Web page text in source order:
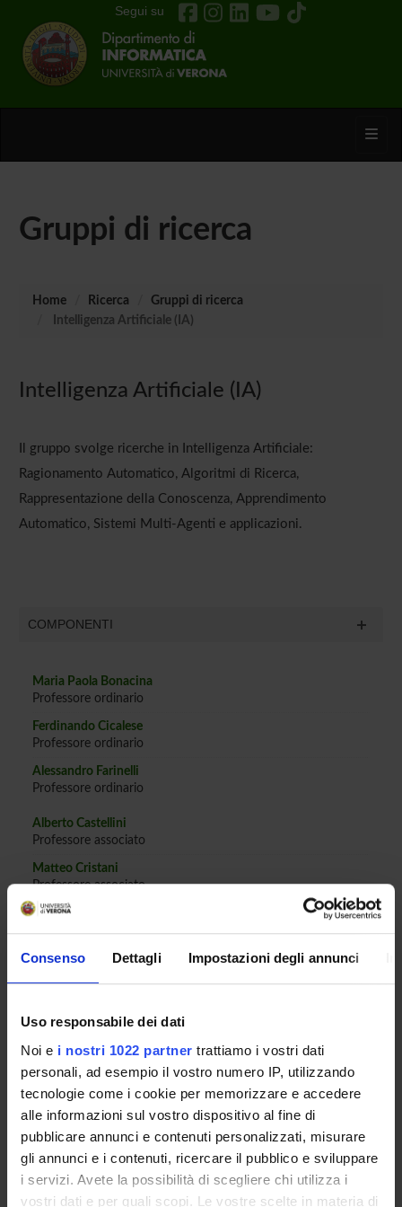
Consenso Dettagli Impostazioni degli annunci
Uso responsabile dei dati
Noi e i nostri 1022 partner trattiamo i vostri dati
personali, ad esempio il vostro numero IP, utilizzando
tecnologie come i cookie per memorizzare e accedere
alle informazioni sul vostro dispositivo al fine di
pubblicare annunci e contenuti personalizzati, misurare
gli annunci e i contenuti, ricercare il pubblico e sviluppare
i servizi. Avete la possibilità di scegliere chi utilizza i
vostri dati e per quali scopi. Le vostre scelte in materia di
Segui su
Gruppi di ricerca
Home Ricerca
Gruppi di ricerca
Intelligenza Artificiale (IA)
Intelligenza Artificiale (IA)
Il gruppo svolge ricerche in Intelligenza Artificiale:
Ragionamento Automatico, Algoritmi di Ricerca,
Rappresentazione della Conoscenza, Apprendimento
Automatico, Sistemi Multi-Agenti e applicazioni.
COMPONENTI
Maria Paola Bonacina
Professore ordinario
Ferdinando Cicalese
Professore ordinario
Alessandro Farinelli
Professore ordinario
Alberto Castellini
Professore associato
Matteo Cristani
Professore associato
Tewabe Chekole Workneh
Borsista
LABORATORI E CENTRI DI RICERCA
ATTIVITÀ